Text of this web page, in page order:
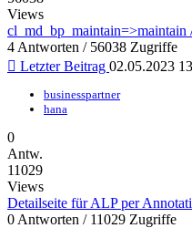
Views
cl_md_bp_maintain=>maintain
4 Antworten / 56038 Zugriffe
Letzter Beitrag 02.05.2023
businesspartner
hana
0
Antw.
11029
Views
Detailseite für ALP per
0 Antworten / 11029 Zugriffe